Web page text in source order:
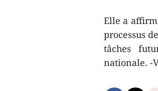
Elle a
processus
tâches
nationale. -